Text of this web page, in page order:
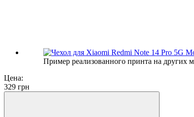
Пример реализованного принта на других
Цена:
329 грн